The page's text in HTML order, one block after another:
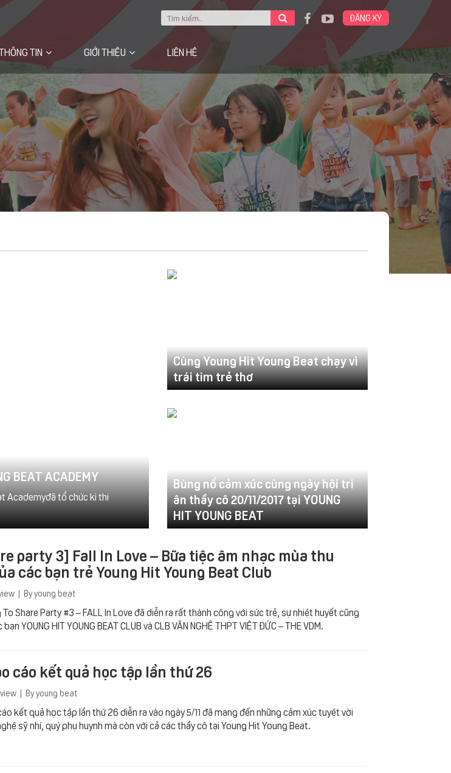
ĐĂNG KÝ
TIN GIỚI THIỆU LIÊN HỆ
BEAT ACADEMY
Academyđã tổ chức kì thi
Cùng Young Hit Young Beat chạy vì
trái tim trẻ thơ
Bùng nổ cảm xúc cùng ngày hội tri
ân thầy cô 20/11/2017 tại YOUNG
HIT YOUNG BEAT
party 3] Fall In Love – Bữa tiệc âm nhạc mùa thu
các bạn trẻ Young Hit Young Beat Club
| By young beat
To Share Party #3 – FALL In Love đã diễn ra rất thành công với sức trẻ, sự nhiệt huyết cũng
YOUNG HIT YOUNG BEAT CLUB và CLB VĂN NGHỆ THPT VIỆT ĐỨC – THE VDM.
cáo kết quả học tập lần thứ 26
view | By young beat
kết quả học tập lần thứ 26 diễn ra vào ngày 5/11 đã mang đến những cảm xúc tuyệt vời
sỹ nhí, quý phụ huynh mà còn với cả các thầy cô tại Young Hit Young Beat.